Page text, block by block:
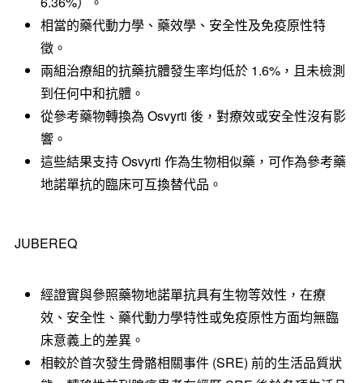
相當的藥代動力學、藥效學、安全性及免疫原性特
徵。
兩組治療組的抗藥抗體發生率均低於 1.6%，且未檢測
到任何中和抗體。
從參考藥物轉換為 Osvyrti 後，對療效或安全性沒有影
響。
這些結果支持 Osvyrti 作為生物相似藥，可作為參考藥
地諾單抗的臨床可互換替代品。
JUBEREQ
經證實與參照藥物地諾單抗具有生物等效性，在療
效、安全性、藥代動力學特性或免疫原性方面均無臨
床意義上的差異。
相較於首次發生骨骼相關事件 (SRE) 前的生活品質狀